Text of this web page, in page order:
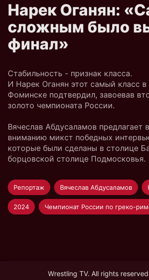
Нарек Оганян:
сложным было
финал»
Стабильность - признак класса.
И Нарек Оганян этот самый класс
Фоминске подтвердил, завоевав
золото чемпионата России.
Вячеслав Абдусаламов предлагает
вниманию микст победных
которые были сделаны в столице
борцовской столице Подмосковья.
Репортаж Вячеслав Абдусаламов
2024
Wrestling TV. All rights